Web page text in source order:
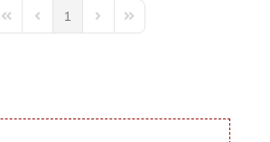
First PagePrevious Page
1
Next PageLast Page